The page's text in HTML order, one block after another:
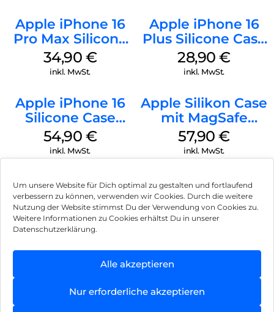
Um unsere Website für Dich optimal zu gestalten und fortlaufend
verbessern zu können, verwenden wir Cookies. Durch die weitere
Nutzung der Website stimmst Du der Verwendung von Cookies zu.
Weitere Informationen zu Cookies erhältst Du in unserer
Datenschutzerklärung.
Alle akzeptieren
Nur erforderliche akzeptieren
Apple iPhone 16
Pro Max Silicone
Case MagSafe
Denim
34,90 €
inkl. MwSt.
Apple iPhone 16
Plus Silicone Case
MagSafe Black
28,90€
inkl. MwSt.
Apple iPhone 16
Silicone Case
MagSafe Lake
Green
54,90 €
inkl. MwSt.
Apple Silikon Case
mit MagSafe
iPhone 14 Pro
(PRODUCT)RED
57,90€
inkl. MwSt.
Impressum
Hinweis zur Batterieentsorgung